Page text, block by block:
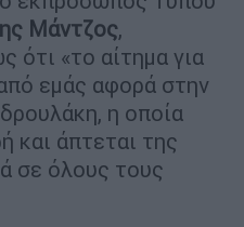
Μάντζος,
ότι «το αίτημα για
εμάς αφορά στην
η οποία
και άπτεται της
σε όλους τους